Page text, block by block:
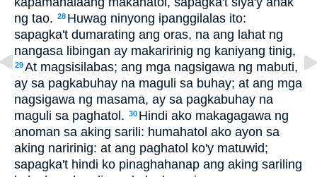
ng tao. 28 Huwag ninyong ipanggilalas ito:
sapagka't dumarating ang oras, na ang lahat ng
nangasa libingan ay makaririnig ng kaniyang tinig,
29At magsisilabas; ang mga nagsigawa ng mabuti,
ay sa pagkabuhay na maguli sa buhay; at ang mga
nagsigawa ng masama, ay sa pagkabuhay na
maguli sa paghatol. 30 Hindi ako makagagawa ng
anoman sa aking sarili: humahatol ako ayon sa
aking naririnig: at ang paghatol ko'y matuwid;
sapagka't hindi ko pinaghahanap ang aking sariling